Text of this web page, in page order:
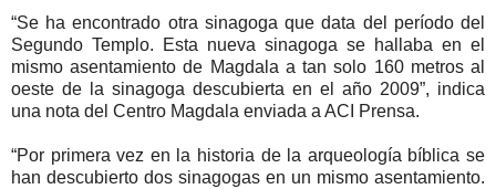
“Se ha encontrado otra sinagoga que data del período del
Segundo Templo. Esta nueva sinagoga se hallaba en el
mismo asentamiento de Magdala a tan solo 160 metros al
oeste de la sinagoga descubierta en el año 2009”, indica
una nota del Centro Magdala enviada a ACI Prensa.
“Por primera vez en la historia de la arqueología bíblica se
han descubierto dos sinagogas en un mismo asentamiento.